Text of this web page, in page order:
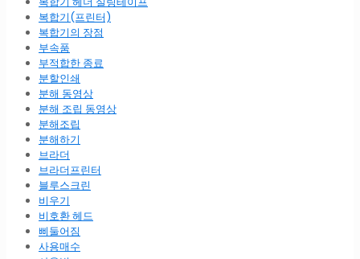
복합기(프린터)
복합기의 장점
부속품
부적합한 종료
분할인쇄
분해 동영상
분해 조립 동영상
분해조립
분해하기
브라더
브라더프린터
블루스크린
비우기
비호환 헤드
삐둘어짐
사용매수